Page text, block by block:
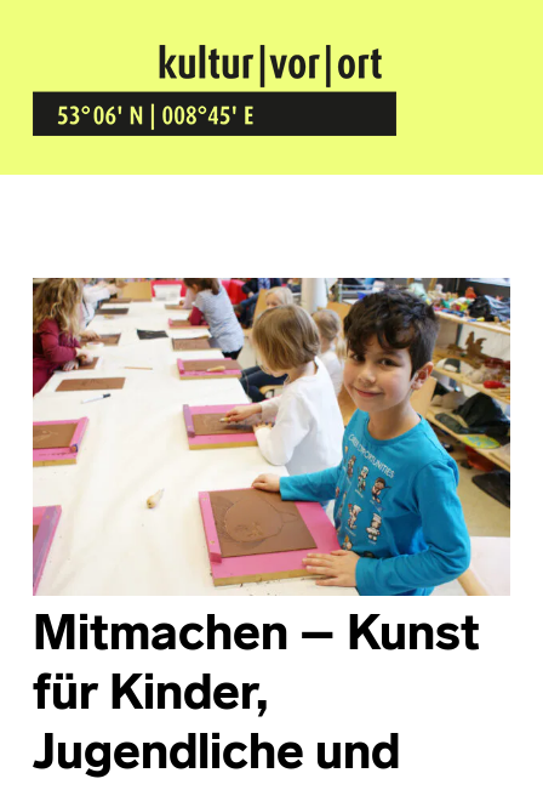
Kultur Vor Ort
BREMEN GRÖPELINGEN
Mitmachen – Kunst
für Kinder,
Jugendliche und